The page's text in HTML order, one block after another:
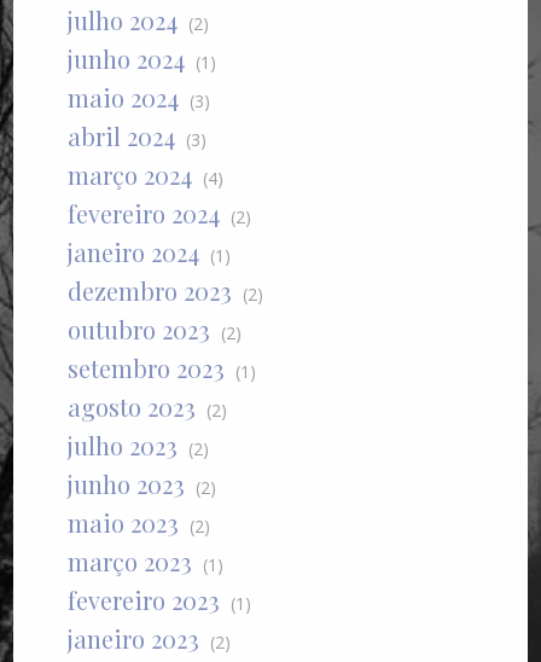
julho 2024 (2)
junho 2024 (1)
maio 2024 (3)
abril 2024 (3)
março 2024 (4)
fevereiro 2024 (2)
janeiro 2024 (1)
dezembro 2023 (2)
outubro 2023 (2)
setembro 2023 (1)
agosto 2023 (2)
julho 2023 (2)
junho 2023 (2)
maio 2023 (2)
março 2023 (1)
fevereiro 2023 (1)
janeiro 2023 (2)